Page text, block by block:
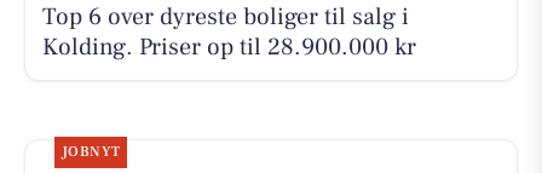
Top 6 over dyreste boliger til salg i
Kolding. Priser op til 28.900.000 kr
JOBNYT